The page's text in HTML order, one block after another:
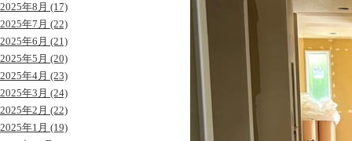
2025年8月 (17)
2025年7月 (22)
2025年6月 (21)
2025年5月 (20)
2025年4月 (23)
2025年3月 (24)
2025年2月 (22)
2025年1月 (19)